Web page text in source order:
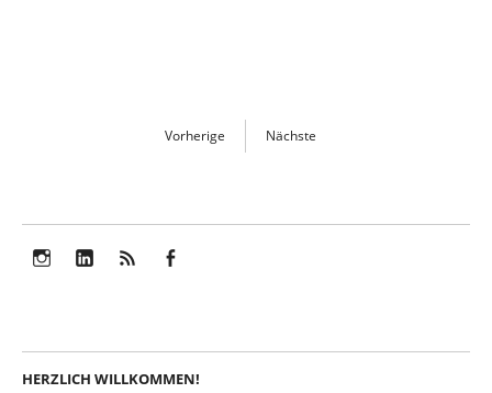
Vorherige Nächste
HERZLICH WILLKOMMEN!